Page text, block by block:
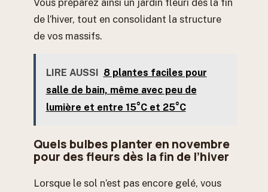
de l’hiver, tout en consolidant la structure
de vos massifs.
LIRE AUSSI 8 plantes faciles pour
salle de bain, même avec peu de
lumière et entre 15°C et 25°C
Quels bulbes planter en novembre
pour des fleurs dès la fin de l’hiver
Lorsque le sol n’est pas encore gelé, vous